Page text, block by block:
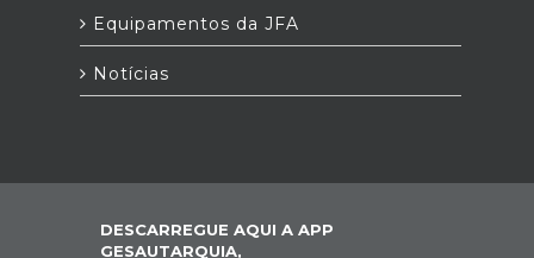
Equipamentos da JFA
Notícias
DESCARREGUE AQUI A APP
GESAUTARQUIA,